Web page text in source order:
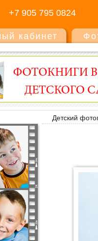
+7 905 795 0824
кабинет
Детский